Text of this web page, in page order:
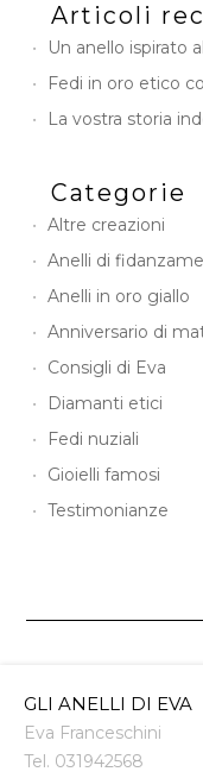
Articoli
Un anello ispirato
Fedi in oro etico
La vostra storia
Categorie
Altre creazioni
Anelli di
Anelli in oro giallo
Anniversario di
Consigli di Eva
Diamanti etici
Fedi nuziali
Gioielli famosi
Testimonianze
GLI ANELLI DI EVA
Eva Franceschini
Tel. 031942568